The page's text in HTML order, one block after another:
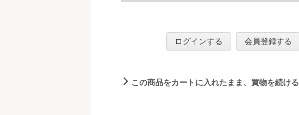
ログインする 会員登録する
この商品をカートに入れたまま、買物を続ける